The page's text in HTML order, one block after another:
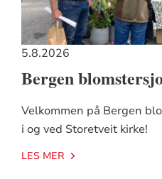
5.8.2026
Bergen
Velkommen på Bergen
i og ved Storetveit kirke!
LES MER